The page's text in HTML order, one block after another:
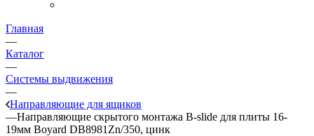
Главная
—
Каталог
—
Системы выдвижения
—
Направляющие для ящиков
—Направляющие скрытого монтажа B-slide для плиты 16-
19мм Boyard DB8981Zn/350, цинк